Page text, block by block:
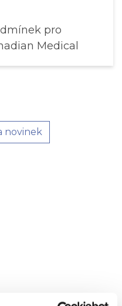
pro
Medical
novinek